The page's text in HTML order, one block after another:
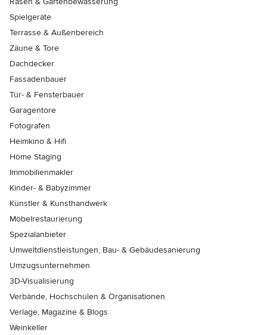
Spielgeräte
Terrasse & Außenbereich
Zäune & Tore
Dachdecker
Fassadenbauer
Tür- & Fensterbauer
Garagentore
Fotografen
Heimkino & Hifi
Home Staging
Immobilienmakler
Kinder- & Babyzimmer
Künstler & Kunsthandwerk
Möbelrestaurierung
Spezialanbieter
Umweltdienstleistungen, Bau- & Gebäudesanierung
Umzugsunternehmen
3D-Visualisierung
Verbände, Hochschulen & Organisationen
Verlage, Magazine & Blogs
Weinkeller